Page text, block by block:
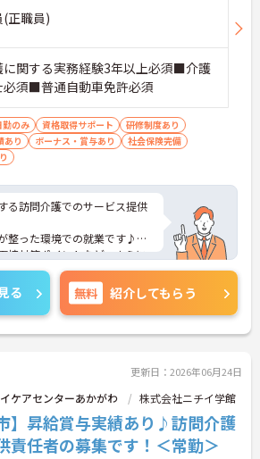
(正職員)
関する実務経験3年以上必須■介護
必須■普通自動車免許必須
勤のみ 資格取得サポート
研修制度あり
あり
ボーナス・賞与あり
社会保険完備
る訪問介護でのサービス提供
整った環境での就業です♪
接対策ポイントなど、さらに
すのでお気軽にご相談くださ
る 無料 紹介してもらう
更新日：2026年06月24日
ケアセンターあかがわ 株式会社ニチイ学館
】昇給賞与実績あり♪訪問介護
責任者の募集です！＜常勤＞